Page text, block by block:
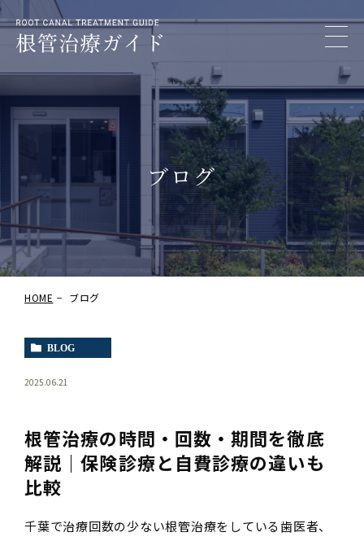
ブログ
HOME ブログ
BLOG
2025.06.21
根管治療の時間・回数・期間を徹底
解説｜保険診療と自費診療の違いも
比較
千葉で治療回数の少ない根管治療をしている歯医者、